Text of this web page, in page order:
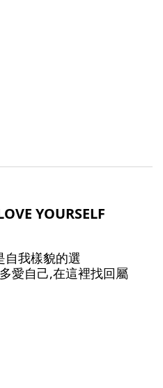
YOURSELF
自我樣貌的選
愛自己,在這裡找回屬